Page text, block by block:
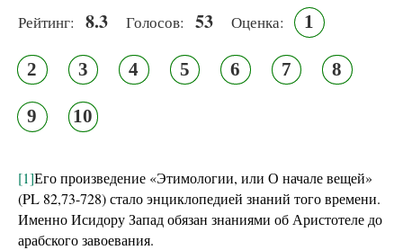
Рейтинг: 8.3 Голосов: 53 Оценка: 1
2 3 4 5 6 7 8
9 10
[1]Его произведение «Этимологии, или О начале вещей»
(PL 82,73-728) стало энциклопедией знаний того времени.
Именно Исидору Запад обязан знаниями об Аристотеле до
арабского завоевания.